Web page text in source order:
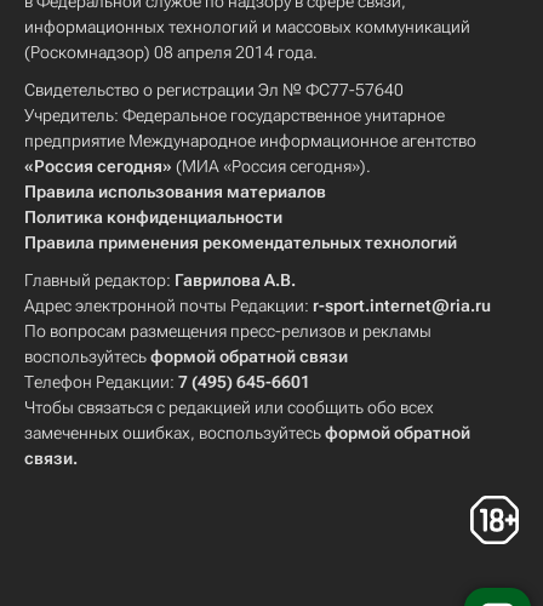
информационных технологий и массовых коммуникаций
(Роскомнадзор) 08 апреля 2014 года.
Свидетельство о регистрации Эл № ФС77-57640
Учредитель: Федеральное государственное унитарное
предприятие Международное информационное агентство
«Россия сегодня» (МИА «Россия сегодня»).
Правила использования материалов
Политика конфиденциальности
Правила применения рекомендательных технологий
Главный редактор: Гаврилова А.В.
Адрес электронной почты Редакции: r-sport.internet@ria.ru
По вопросам размещения пресс-релизов и рекламы
воспользуйтесьформой обратной связи
Телефон Редакции: 7 (495) 645-6601
Чтобы связаться с редакцией или сообщить обо всех
замеченных ошибках, воспользуйтесьформой обратной
связи.